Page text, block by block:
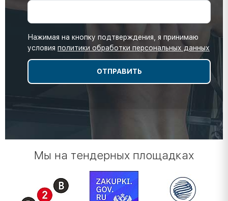
Нажимая на кнопку подтверждения, я принимаю
условия политики обработки персональных данных
Мы на тендерных площадках